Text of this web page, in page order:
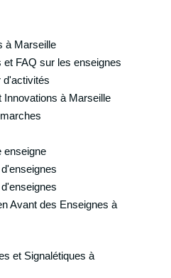
à Marseille
FAQ sur les enseignes
d'activités
Innovations à Marseille
enseigne
Avant des Enseignes à
et Signalétiques à